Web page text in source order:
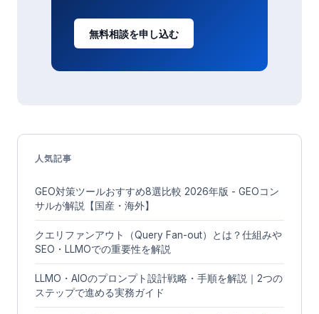
無料相談を申し込む
人気記事
GEO対策ツールおすすめ8選比較 2026年版 - GEOコン
サルが解説【国産・海外】
クエリファンアウト（Query Fan-out）とは？仕組みや
SEO・LLMOでの重要性を解説
LLMO・AIOのプロンプト設計戦略・手順を解説｜2つの
ステップで進める実務ガイド